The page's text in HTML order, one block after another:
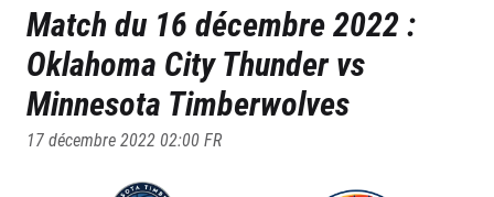
Timberwolves
du16/12/2022
Match du 16 décembre 2022:
Oklahoma City Thundervs
Minnesota Timberwolves
17 décembre 2022 02:00FR